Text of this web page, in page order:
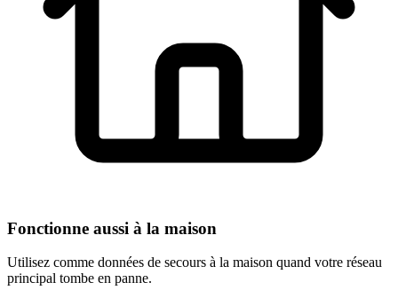
Fonctionne aussi à la maison
Utilisez comme données de secours à la maison quand votre réseau
principal tombe en panne.